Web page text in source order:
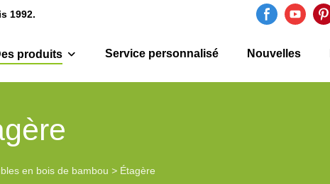
1992.
produits Service personnalisé Nouvelles
en bois de bambou > Étagère